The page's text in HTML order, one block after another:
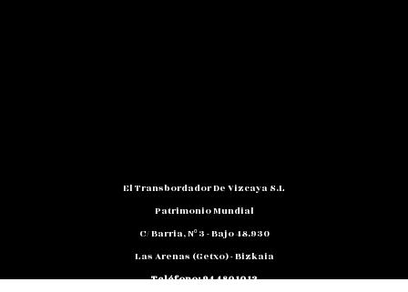
El Transbordador De Vizcaya S.L
Patrimonio Mundial
C/ Barria, Nº 3 - Bajo 48.930
Las Arenas (Getxo) - Bizkaia
Teléfono: 94 480 10 12